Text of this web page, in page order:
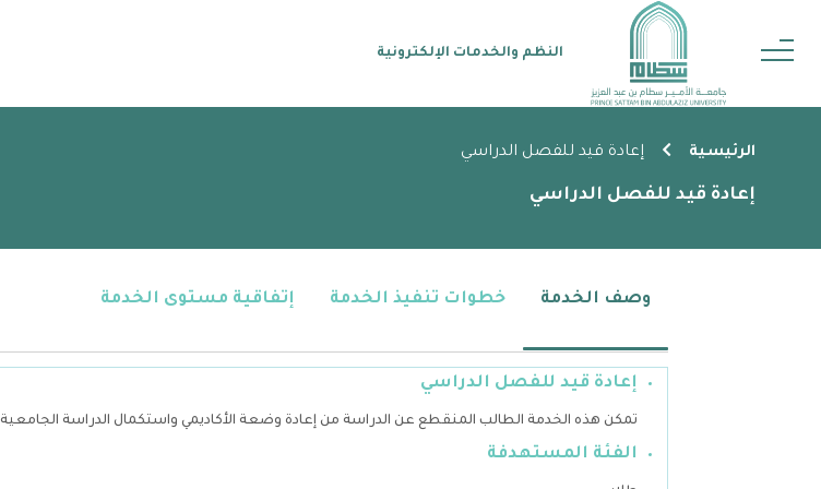
‏ النظم والخدمات الإلكترونية
الرئيسية إعادة قيد للفصل الدراسي
إعادة قيد للفصل الدراسي
وصف الخدمة خطوات تنفيذ الخدمة إتفاقية مستوى الخدمة
إعادة قيد للفصل الدراسي
تمكن هذه الخدمة الطالب المنقطع عن الدراسة من إعادة وضعة الأكاديمي واستكمال الدراسة الجامعية
الفئة المستهدفة